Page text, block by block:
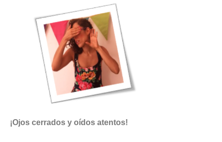
¡Ojos cerrados y oídos atentos!